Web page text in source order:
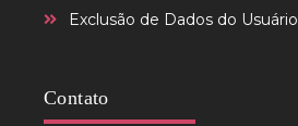
Exclusão de Dados do Usuário
Contato